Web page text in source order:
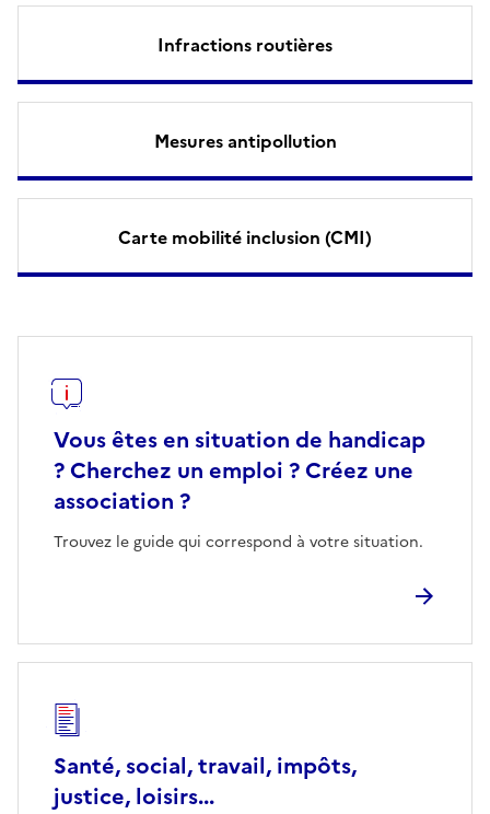
Infractions routières
Mesures antipollution
Carte mobilité inclusion (CMI)
Vous êtes en situation de handicap
? Cherchez un emploi ? Créez une
association ?
Trouvez le guide qui correspond à votre situation.
Santé, social, travail, impôts,
justice, loisirs...